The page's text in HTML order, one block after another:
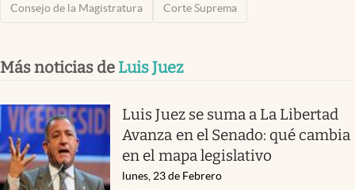
Consejo de la Magistratura Corte Suprema
Más noticias de Luis Juez
Luis Juez se suma a La Libertad
Avanza en el Senado: qué cambia
en el mapa legislativo
lunes, 23 de Febrero